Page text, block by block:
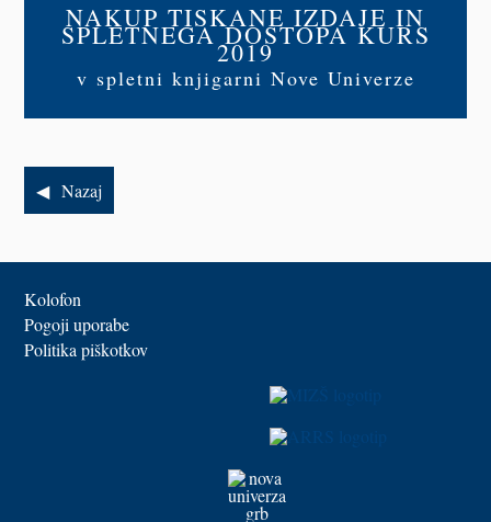
NAKUP TISKANE IZDAJE IN
SPLETNEGA DOSTOPA KURS
2019
v spletni knjigarni Nove Univerze
Nazaj
Kolofon
Pogoji uporabe
Politika piškotkov